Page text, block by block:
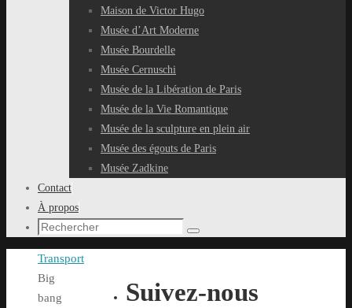
Maison de Victor Hugo
Musée d’Art Moderne
Musée Bourdelle
Musée Cernuschi
Musée de la Libération de Paris
Musée de la Vie Romantique
Musée de la sculpture en plein air
Musée des égouts de Paris
Musée Zadkine
Contact
À propos
Recherche
:
Rechercher
Accueil
Transport
Big
bang
Suivez-nous